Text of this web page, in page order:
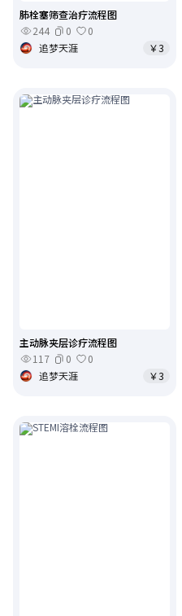
肺栓塞筛查治疗流程图
244
0
0
追梦天涯
￥3
主动脉夹层诊疗流程图
117
0
0
追梦天涯
￥3